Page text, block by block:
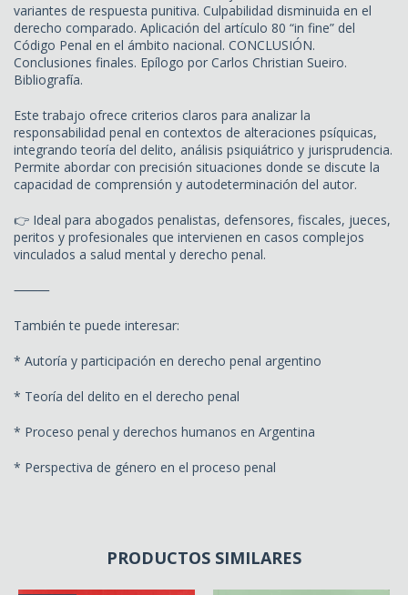
variantes de respuesta punitiva. Culpabilidad disminuida en el
derecho comparado. Aplicación del artículo 80 “in fine” del
Código Penal en el ámbito nacional. CONCLUSIÓN.
Conclusiones finales. Epílogo por Carlos Christian Sueiro.
Bibliografía.
Este trabajo ofrece criterios claros para analizar la
responsabilidad penal en contextos de alteraciones psíquicas,
integrando teoría del delito, análisis psiquiátrico y jurisprudencia.
Permite abordar con precisión situaciones donde se discute la
capacidad de comprensión y autodeterminación del autor.
👉 Ideal para abogados penalistas, defensores, fiscales, jueces,
peritos y profesionales que intervienen en casos complejos
vinculados a salud mental y derecho penal.
⸻
También te puede interesar:
* Autoría y participación en derecho penal argentino
* Teoría del delito en el derecho penal
* Proceso penal y derechos humanos en Argentina
* Perspectiva de género en el proceso penal
PRODUCTOS SIMILARES